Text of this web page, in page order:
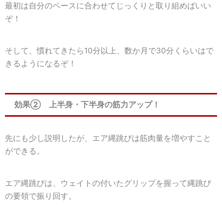
最初は自分のペースに合わせてじっくりと取り組めばいい
ぞ！
そして、慣れてきたら10分以上、数か月で30分くらいはで
きるようになるぞ！
効果② 上半身・下半身の筋力アップ！
先にも少し説明したが、 エア縄跳びは筋肉量を増やすこと
ができる。
エア縄跳びは、ウェイトの付いたグリップを握って縄跳び
の要領で振り回す。